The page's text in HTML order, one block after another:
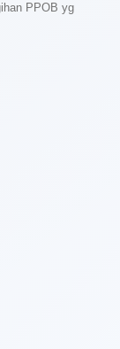
PPOB yg